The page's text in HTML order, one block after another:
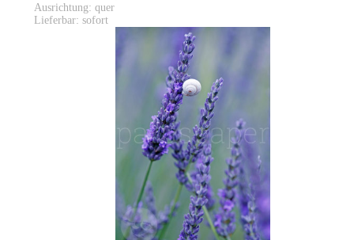
Ausrichtung: quer
Lieferbar: sofort